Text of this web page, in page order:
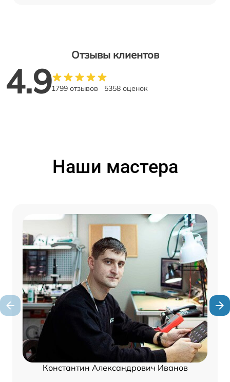
Отзывы клиентов
4.91799 отзывов 5358 оценок
Наши мастера
Константин Александрович Иванов